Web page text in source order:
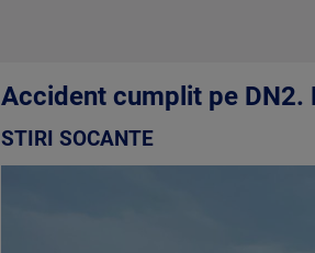
Accident cumplit pe DN2.
STIRI SOCANTE